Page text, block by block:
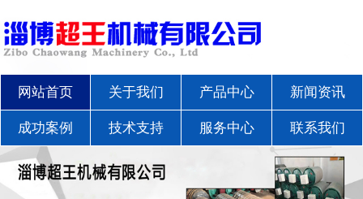
网站首页 关于我们 产品中心 新闻资讯
成功案例 技术支持 服务中心 联系我们